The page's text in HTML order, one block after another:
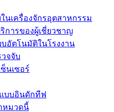
นเครื่องจักรอุตสาหกรรม
การของผู้เชี่ยวชาญ
บอัตโนมัติในโรงงาน
จจับ
นเซอร์
บบอินดักทีฟ
หมวดนี้